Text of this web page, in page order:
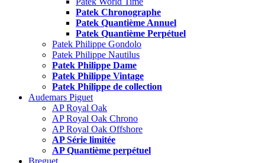
Patek Chronographe
Patek Quantième Annuel
Patek Quantième Perpétuel
Patek Philippe Gondolo
Patek Philippe Nautilus
Patek Philippe Dame
Patek Philippe Vintage
Patek Philippe de collection
Audemars Piguet
AP Royal Oak
AP Royal Oak Chrono
AP Royal Oak Offshore
AP Série limitée
AP Quantième perpétuel